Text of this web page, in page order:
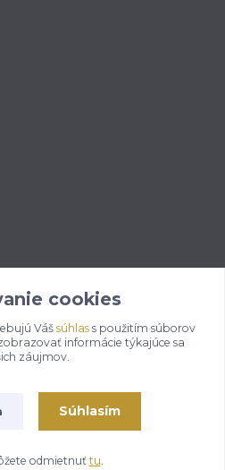
Eshop-rychlo.sk
cookies
Váš súhlass použitím súborov
informácie týkajúce sa
záujmov.
Súhlasím
odmietnuť tu